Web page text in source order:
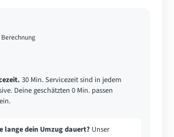
. 30 Min. Servicezeit sind in jedem
Deine geschätzten 0 Min. passen
lange dein Umzug dauert? Unser